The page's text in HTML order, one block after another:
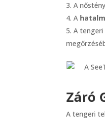
A
A
A
Záró
A tengeri